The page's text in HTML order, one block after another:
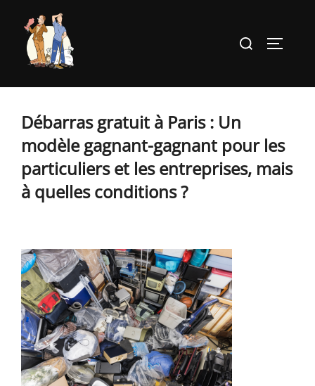
contenu
Rechercher :
Débarras gratuit à Paris : Un
modèle gagnant-gagnant pour les
particuliers et les entreprises, mais
à quelles conditions ?